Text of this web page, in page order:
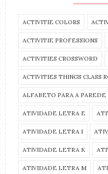
ACTIVITIE COLORS
ACTIVITIE PROFESSIONS
ACTIVITIES CROSSWORD
ACTIVITIES THINGS CLASS
ALFABETO PARA A PAREDE
ATIVIDADE LETRA E
ATIVIDADE LETRA I
ATIVIDADE LETRA K
ATIVIDADE LETRA M